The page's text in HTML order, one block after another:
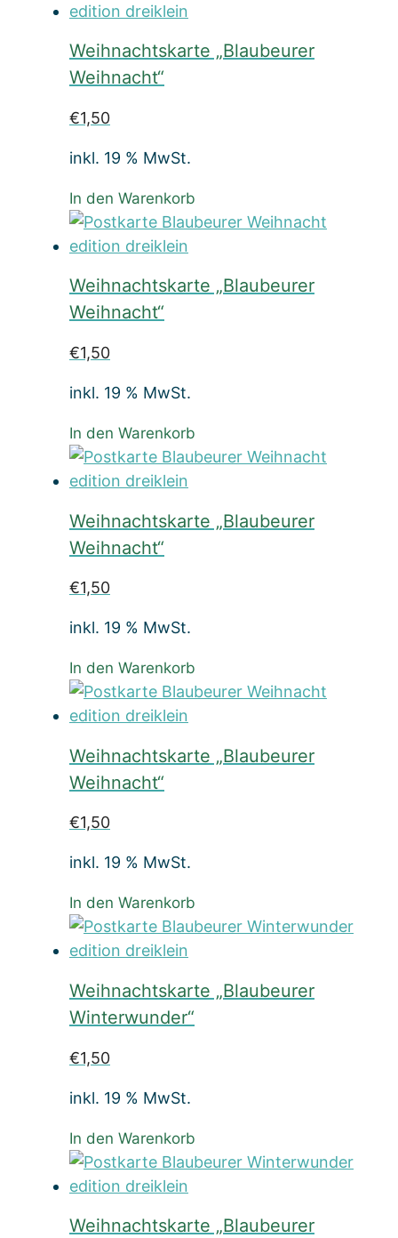
Weihnachtskarte „Blaubeurer
Weihnacht“
€1,50
inkl. 19 % MwSt.
In den Warenkorb
Weihnachtskarte „Blaubeurer
Weihnacht“
€1,50
inkl. 19 % MwSt.
In den Warenkorb
Weihnachtskarte „Blaubeurer
Weihnacht“
€1,50
inkl. 19 % MwSt.
In den Warenkorb
Weihnachtskarte „Blaubeurer
Weihnacht“
€1,50
inkl. 19 % MwSt.
In den Warenkorb
Weihnachtskarte „Blaubeurer
Winterwunder“
€1,50
inkl. 19 % MwSt.
In den Warenkorb
Weihnachtskarte „Blaubeurer